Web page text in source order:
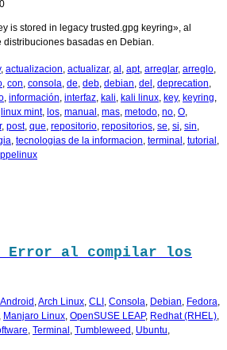
0
is stored in legacy trusted.gpg keyring», al
basadas en Debian.
, actualizacion, actualizar, al , apt, arreglar, arreglo,
, con, consola, de, deb, debian, del , deprecation,
, información, interfaz, kali, kali linux, key, keyring,
linux mint, los, manual , mas, metodo, no, O,
, post, que, repositorio, repositorios, se, si, sin,
, tecnologias de la informacion, terminal , tutorial ,
Error al compilar los
Android Arch Linux CLI Consola Debian Fedora
Manjaro Linux OpenSUSE LEAP, Redhat (RHEL)
Terminal Tumbleweed Ubuntu